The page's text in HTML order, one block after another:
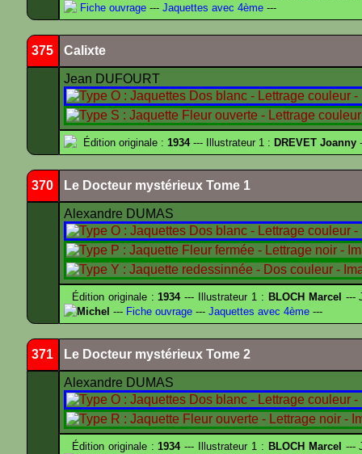
Fiche ouvrage --- Jaquettes avec 4ème ---
375 Calixte
Jean DUFOURT
Édition originale : 1934--- Illustrateur 1 : DREVET Joanny
370 Le Docteur mystérieux Tome 1
Alexandre DUMAS
Édition originale :1934--- Illustrateur 1 : BLOCH Marcel ---
Michel --- Fiche ouvrage --- Jaquettes avec 4ème ---
371 Le Docteur mystérieux Tome 2
Alexandre DUMAS
Édition originale :1934--- Illustrateur 1 : BLOCH Marcel ---